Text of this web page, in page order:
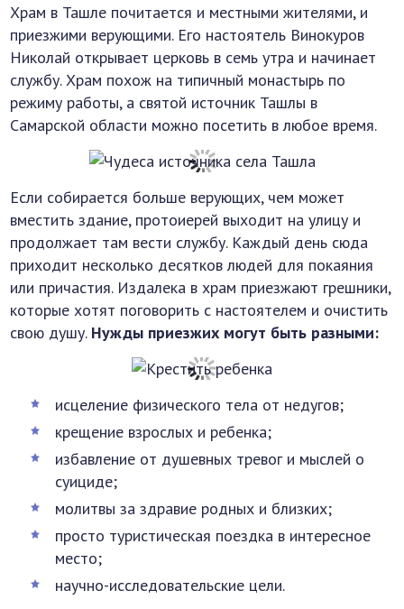
Храм в Ташле почитается и местными жителями, и
приезжими верующими. Его настоятель Винокуров
Николай открывает церковь в семь утра и начинает
службу. Храм похож на типичный монастырь по
режиму работы, а святой источник Ташлы в
Самарской области можно посетить в любое время.
Если собирается больше верующих, чем может
вместить здание, протоиерей выходит на улицу и
продолжает там вести службу. Каждый день сюда
приходит несколько десятков людей для покаяния
или причастия. Издалека в храм приезжают грешники,
которые хотят поговорить с настоятелем и очистить
свою душу. Нужды приезжих могут быть разными:
исцеление физического тела от недугов;
крещение взрослых и ребенка;
избавление от душевных тревог и мыслей о
суициде;
молитвы за здравие родных и близких;
просто туристическая поездка в интересное
место;
научно-исследовательские цели.